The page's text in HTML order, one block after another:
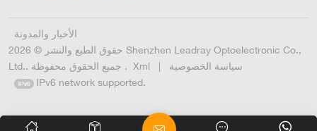
الأخبار والمدونة
حقوق الطبع والنشر © 2026 Shenzhen Leadray Optoelectronic Co.,
Ltd.. جميع الحقوق محفوظة . Xml |
سياسة الخصوصية
IPv6 network supported.